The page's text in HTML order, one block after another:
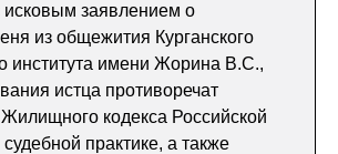
исковым заявлением о
из общежития Курганского
института имени Жорина В.С.,
истца противоречат
кодекса Российской
практике, а также